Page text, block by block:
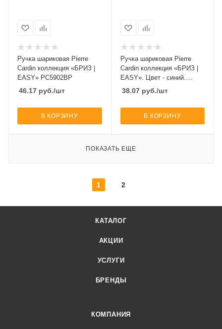
Ручка шариковая Pierre
Cardin коллекция «БРИЗ |
EASY» PC5902BP
46.17 руб./шт
В КОРЗИНУ
Ручка шариковая Pierre
Cardin коллекция «БРИЗ |
EASY». Цвет - синий.
Упаковка Е
38.07руб./шт
В КОРЗИНУ
ПОКАЗАТЬ ЕЩЕ
1 2
КАТАЛОГ
АКЦИИ
УСЛУГИ
БРЕНДЫ
КОМПАНИЯ